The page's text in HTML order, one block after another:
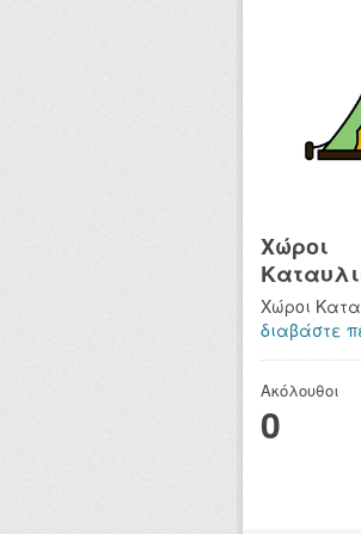
Χώροι
Χώροι
διαβάστε
Ακόλουθοι
0